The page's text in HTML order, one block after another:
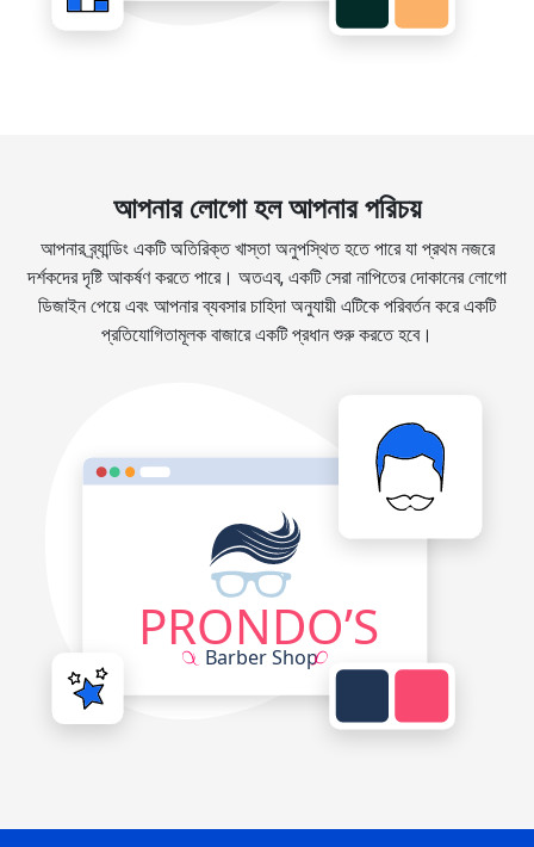
আপনার লোগো হল আপনার পরিচয়
আপনার ব্র্যান্ডিং একটি অতিরিক্ত খাস্তা অনুপস্থিত হতে পারে যা প্রথম নজরে
দর্শকদের দৃষ্টি আকর্ষণ করতে পারে। অতএব, একটি সেরা নাপিতের দোকানের লোগো
ডিজাইন পেয়ে এবং আপনার ব্যবসার চাহিদা অনুযায়ী এটিকে পরিবর্তন করে একটি
প্রতিযোগিতামূলক বাজারে একটি প্রধান শুরু করতে হবে।